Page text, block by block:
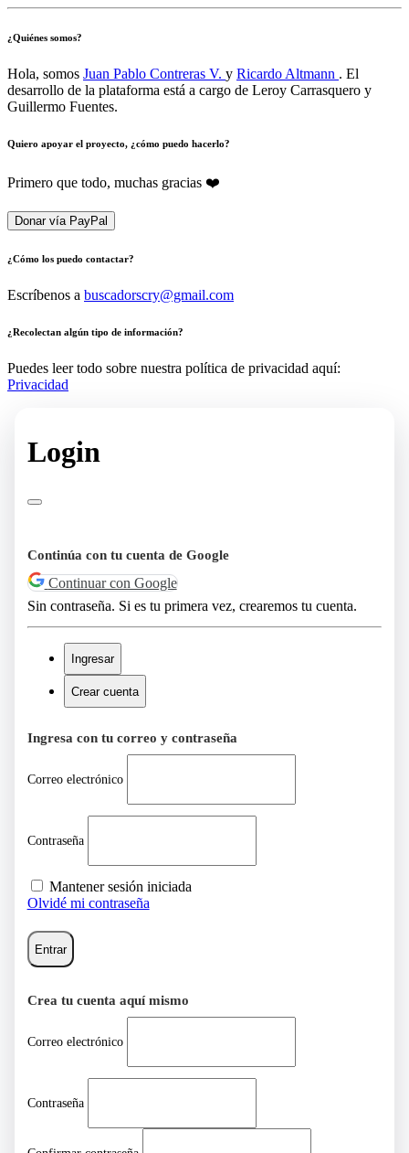
¿Quiénes somos?
Hola, somos Juan Pablo Contreras V. y Ricardo Altmann . El
desarrollo de la plataforma está a cargo de Leroy Carrasquero y
Guillermo Fuentes.
Quiero apoyar el proyecto, ¿cómo puedo hacerlo?
Primero que todo, muchas gracias ❤️
Donar vía PayPal
¿Cómo los puedo contactar?
Escríbenos a buscadorscry@gmail.com
¿Recolectan algún tipo de información?
Puedes leer todo sobre nuestra política de privacidad aquí:
Privacidad
Login
Continúa con tu cuenta de Google
Continuar con Google
Sin contraseña. Si es tu primera vez, crearemos tu cuenta.
Ingresar
Crear cuenta
Ingresa con tu correo y contraseña
Correo electrónico
Contraseña
Mantener sesión iniciada
Olvidé mi contraseña
Entrar
Crea tu cuenta aquí mismo
Correo electrónico
Contraseña